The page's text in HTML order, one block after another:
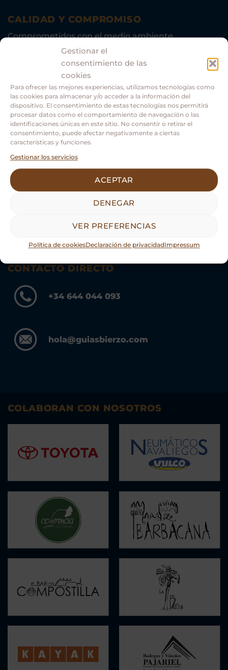
Gestionar el
consentimiento de las
cookies
Para ofrecer las mejores experiencias, utilizamos tecnologías como
las cookies para almacenar y/o acceder a la información del
dispositivo. El consentimiento de estas tecnologías nos permitirá
procesar datos como el comportamiento de navegación o las
identificaciones únicas en este sitio. No consentir o retirar el
consentimiento, puede afectar negativamente a ciertas
características y funciones.
Gestionar los servicios
ACEPTAR
DENEGAR
VER PREFERENCIAS
Política de cookiesDeclaración de privacidadImpressum
CALIDAD Y COMPROMISO
Comprometidos con el medio ambiente.
Asociación Guías Oficiales Turismo Castilla y León.
CONTACTO DIRECTO
+34 644 044 093
hola@guiasbierzo.com
COLABORAN CON NOSOTROS